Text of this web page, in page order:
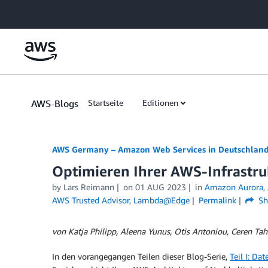
AWS-Blogs Startseite Editionen
AWS Germany – Amazon Web Services in
Optimieren Ihrer AWS-
by Lars Reimann on 01 AUG 2023 in Amazon Aurora,
AWS Trusted Advisor, Lambda@Edge Permalink
von Katja Philipp, Aleena Yunus, Otis Antoniou, Ceren
In den vorangegangen Teilen dieser Blog-Serie, Teil I: